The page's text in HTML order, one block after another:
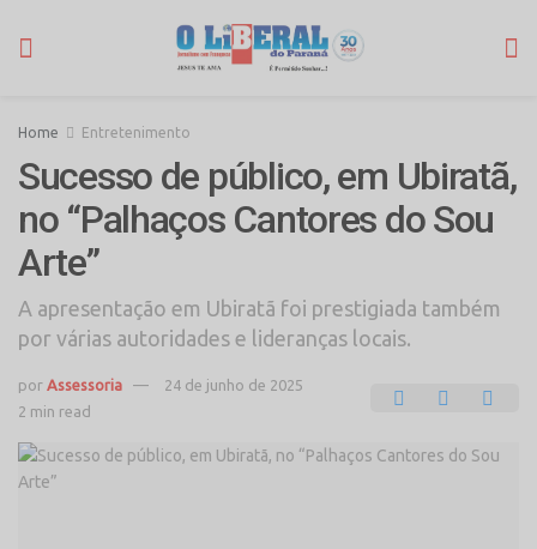
Home Entretenimento
Sucesso de público, em Ubiratã,
no “Palhaços Cantores do Sou
Arte”
A apresentação em Ubiratã foi prestigiada também
por várias autoridades e lideranças locais.
por Assessoria
24 de junho de 2025
2 min read